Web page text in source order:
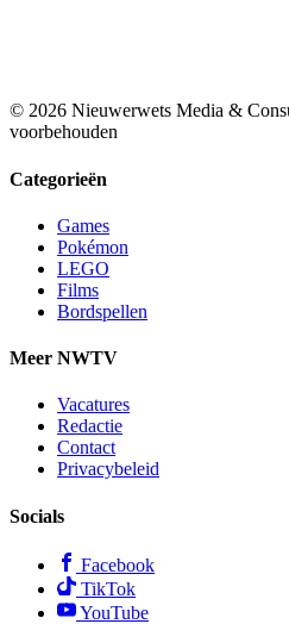
© 2026 Nieuwerwets Media &
voorbehouden
Categorieën
Games
Pokémon
LEGO
Films
Bordspellen
Meer NWTV
Vacatures
Redactie
Contact
Privacybeleid
Socials
Facebook
TikTok
YouTube